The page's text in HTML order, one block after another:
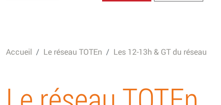
Accueil Le réseau TOTEn Les 12-13h & GT du réseau